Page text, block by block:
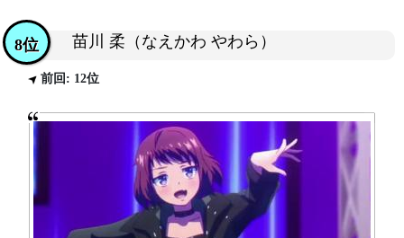
苗川 柔（なえかわ やわら）
8位
前回: 12位